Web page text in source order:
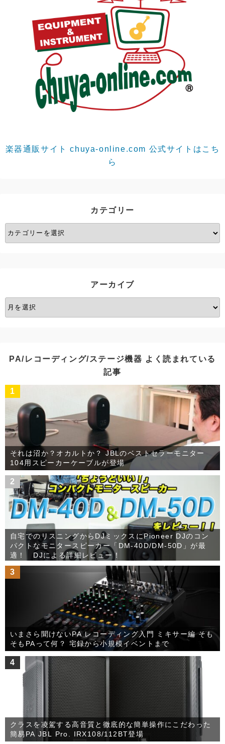
楽器通販サイト chuya-online.com 公式サイトはこち
ら
カテゴリー
カ
テ
アーカイブ
ア
ー
ブPA/レコーディング/ステージ機器 よく読まれている
記事
1
それは沼か？オカルトか？ JBLのベストセラーモニター
104用スピーカーケーブルが登場
2
自宅でのリスニングからDJミックスにPioneer DJのコン
パクトなモニタースピーカー「DM-40D/DM-50D」が最
適！ DJによる詳細レビュー！
3
いまさら聞けないPA レコーディング入門 ミキサー編 そも
そもPAって何？ 宅録から小規模イベントまで
4
クラスを凌駕する高音質と徹底的な簡単操作にこだわった
簡易PA JBL Pro. IRX108/112BT登場